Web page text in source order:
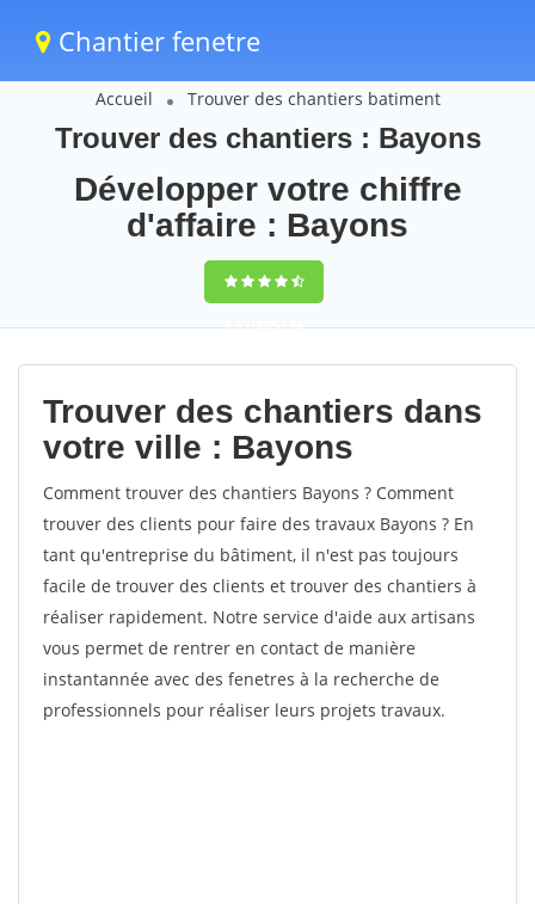
Chantier fenetre
Accueil Trouver des chantiers batiment
Trouver des chantiers : Bayons
Développer votre chiffre
d'affaire : Bayons
9,5(100%)56
votes
Trouver des chantiers dans
votre ville : Bayons
Comment trouver des chantiers Bayons ? Comment
trouver des clients pour faire des travaux Bayons ? En
tant qu'entreprise du bâtiment, il n'est pas toujours
facile de trouver des clients et trouver des chantiers à
réaliser rapidement. Notre service d'aide aux artisans
vous permet de rentrer en contact de manière
instantannée avec des fenetres à la recherche de
professionnels pour réaliser leurs projets travaux.